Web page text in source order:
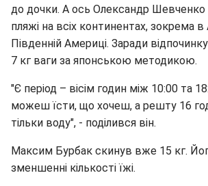
до дочки. А ось Олександр Шевченко
пляжі на всіх континентах, зокрема в
Південній Америці. Заради
7 кг ваги за японською методикою.
"Є період – вісім годин між 10:00 та
можеш їсти, що хочеш, а решту 16
тільки воду", - поділився він.
Максим Бурбак скинув вже 15 кг.
зменшенні кількості їжі.